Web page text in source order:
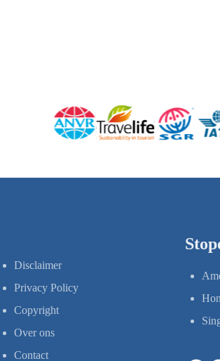
Disclaimer
Privacy Policy
Copyright
Over ons
Contact